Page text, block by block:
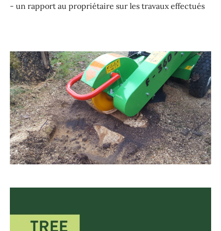
- un rapport au propriétaire sur les travaux effectués